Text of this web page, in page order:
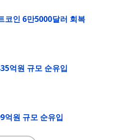
코인 6만5000달러 회복
억원 규모 순유입
억원 규모 순유입